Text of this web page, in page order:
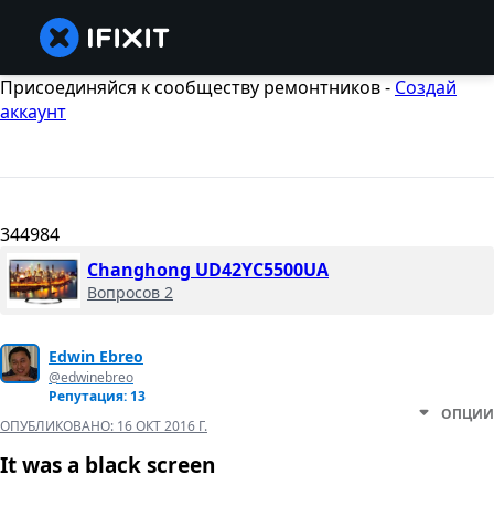
Присоединяйся к сообществу ремонтников - Создай
аккаунт
344984
Changhong UD42YC5500UA
Вопросов 2
Edwin Ebreo
@edwinebreo
Репутация: 13
ОПУБЛИКОВАНО: 16 ОКТ 2016 Г.
ОПЦИИ
It was a black screen